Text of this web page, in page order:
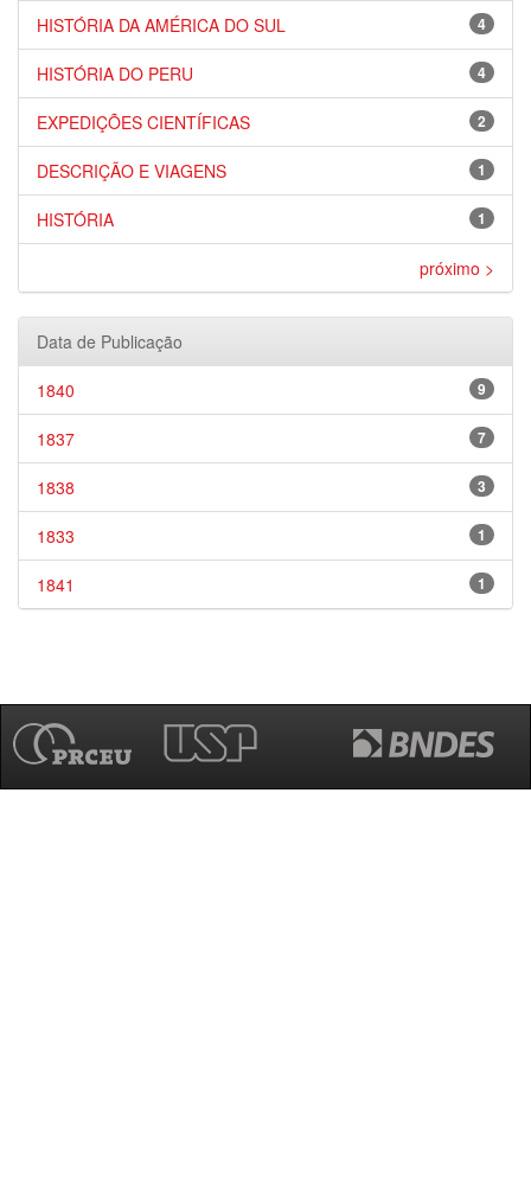
4
HISTÓRIA DA AMÉRICA DO SUL
4
HISTÓRIA DO PERU
2
EXPEDIÇÕES CIENTÍFICAS
1
DESCRIÇÃO E VIAGENS
1
HISTÓRIA
próximo >
Data de Publicação
9
1840
7
1837
3
1838
1
1833
1
1841